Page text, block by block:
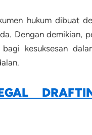
hukum dibuat
Dengan demikian,
kesuksesan